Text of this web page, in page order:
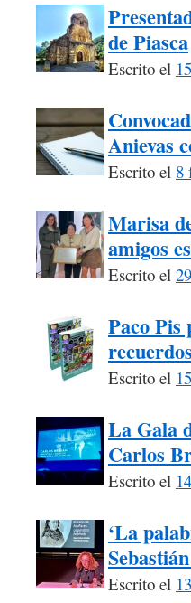
de Piasca
Escrito el
Anievas
Escrito el 8
Marisa
amigos
Escrito el
Paco Pis
Escrito el
La Gala
Carlos
Escrito el
‘La
Escrito el